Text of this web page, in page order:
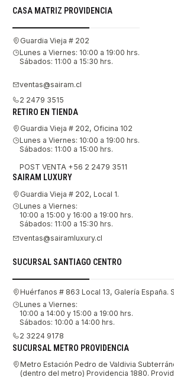
CASA MATRIZ PROVIDENCIA
Guardia Vieja # 202
Lunes a Viernes: 10:00 a 19:00 hrs.
Sábados: 11:00 a 15:30 hrs.
ventas@sairam.cl
2 2479 3515
RETIRO EN TIENDA
Guardia Vieja # 202, Oficina 102
Lunes a Viernes: 10:00 a 19:00 hrs.
Sábados: 11:00 a 15:00 hrs.
POST VENTA +56 2 2479 3511
SAIRAM LUXURY
Guardia Vieja # 202, Local 1.
Lunes a Viernes:
10:00 a 15:00 y 16:00 a 19:00 hrs.
Sábados: 11:00 a 15:30 hrs.
ventas@sairamluxury.cl
SUCURSAL SANTIAGO CENTRO
Huérfanos # 863 Local 13, Galería España.
Lunes a Viernes:
10:00 a 14:00 y 15:00 a 19:00 hrs.
Sábados: 10:00 a 14:00 hrs.
2 3224 9178
SUCURSAL METRO PROVIDENCIA
Metro Estación Pedro de Valdivia
(dentro del metro) Providencia 1880.